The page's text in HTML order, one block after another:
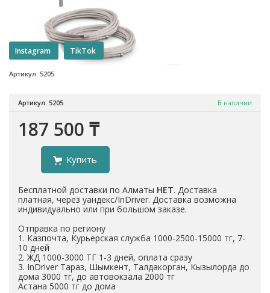
Артикул: 5205
Instagram TikTok
Артикул: 5205 В наличии
187 500 ₸
Купить
Бесплатной доставки по Алматы НЕТ. Доставка
платная, через уандекс/InDriver. Доставка возможна
индивидуально или при большом заказе.
Отправка по региону
1. Казпочта, Курьерская служба 1000-2500-15000 тг, 7-
10 дней
2. ЖД 1000-3000 ТГ 1-3 дней, оплата сразу
3. InDriver Тараз, Шымкент, Талдакорган, Кызылорда до
дома 3000 тг, до автовокзала 2000 тг
Астана 5000 тг до дома